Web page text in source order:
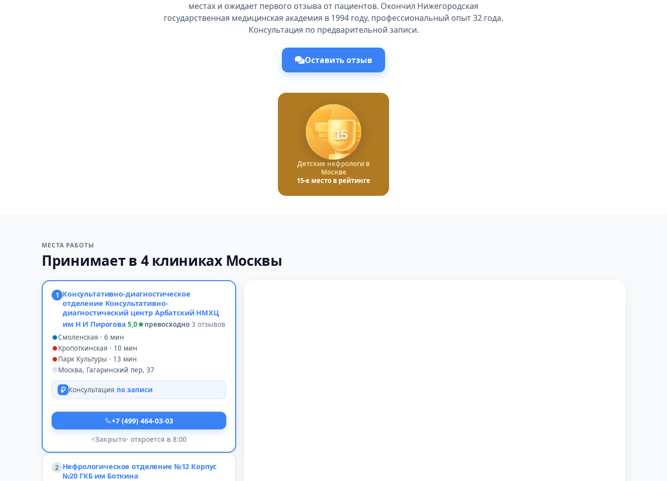
местах и ожидает первого отзыва от пациентов. Окончил Нижегородская
государственная медицинская академия в 1994 году, профессиональный опыт 32 года.
Консультация по предварительной записи.
Оставить отзыв
15
Детские нефрологи в
Москве
15-е место в рейтинге
МЕСТА РАБОТЫ
Принимает в 4 клиниках Москвы
1 Консультативно-диагностическое
отделение Консультативно-
диагностический центр Арбатский НМХЦ
им Н И Пирогова 5,0 превосходно·3 отзывов
Смоленская · 6 мин
Кропоткинская · 10 мин
Парк Культуры · 13 мин
Москва, Гагаринский пер, 37
Консультация по записи
+7 (499) 464-03-03
Закрыто· откроется в 8:00
2 Нефрологическое отделение №12 Корпус
№20 ГКБ им Боткина